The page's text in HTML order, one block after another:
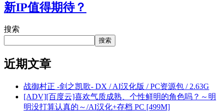
新IP值得期待？
搜索
搜索
近期文章
战御村正 -剑之凯歌- DX / AI汉化版 / PC资源包 / 2.63G
[ADV][百度云]喜欢气质成熟、个性鲜明的角色吗？～明
明没打算认真的～/AI汉化+存档 PC [499M]